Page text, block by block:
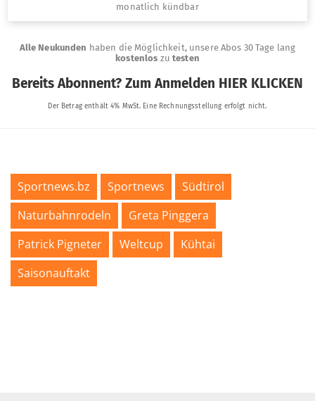
Sportnews.bz Sportnews
Südtirol
Naturbahnrodeln
Greta Pinggera
Patrick Pigneter
Weltcup
Kühtai
Saisonauftakt